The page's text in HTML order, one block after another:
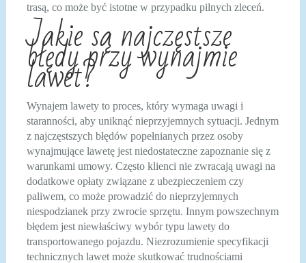
trasą, co może być istotne w przypadku pilnych zleceń.
Jakie są najczęstsze
błędy przy wynajmie
lawet?
Wynajem lawety to proces, który wymaga uwagi i
staranności, aby uniknąć nieprzyjemnych sytuacji. Jednym
z najczęstszych błędów popełnianych przez osoby
wynajmujące lawetę jest niedostateczne zapoznanie się z
warunkami umowy. Często klienci nie zwracają uwagi na
dodatkowe opłaty związane z ubezpieczeniem czy
paliwem, co może prowadzić do nieprzyjemnych
niespodzianek przy zwrocie sprzętu. Innym powszechnym
błędem jest niewłaściwy wybór typu lawety do
transportowanego pojazdu. Niezrozumienie specyfikacji
technicznych lawet może skutkować trudnościami